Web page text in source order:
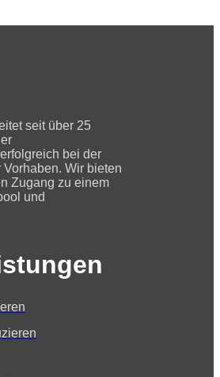
seit über 25
bei der
Wir bieten
Zugang zu einem
und